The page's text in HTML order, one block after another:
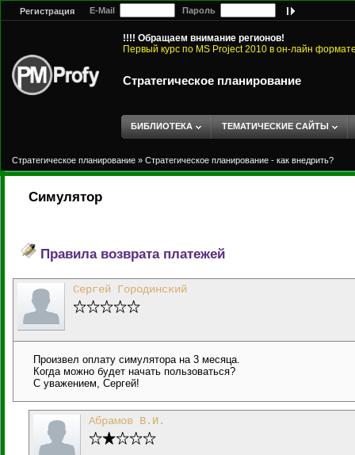
Регистрация E-Mail Пароль
!!!! Обращаем внимание регионов!
Первый курс по MS Project 2010 в он-лайн
Стратегическое планирование
БИБЛИОТЕКА ТЕМАТИЧЕСКИЕ САЙТЫ
Стратегическое планирование » Стратегическое планирование - как внедрить?
Симулятор
Правила возврата платежей
Сергей Городинский
Произвел оплату симулятора на 3 месяца.
Когда можно будет начать пользоваться?
С уважением, Сергей!
Абрамов В.И.